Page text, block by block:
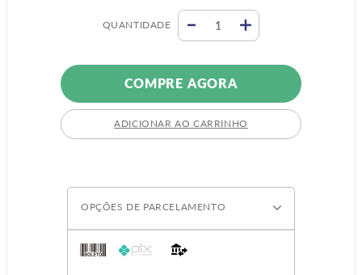
QUANTIDADE
COMPRE AGORA
ADICIONAR AO CARRINHO
OPÇÕES DE PARCELAMENTO